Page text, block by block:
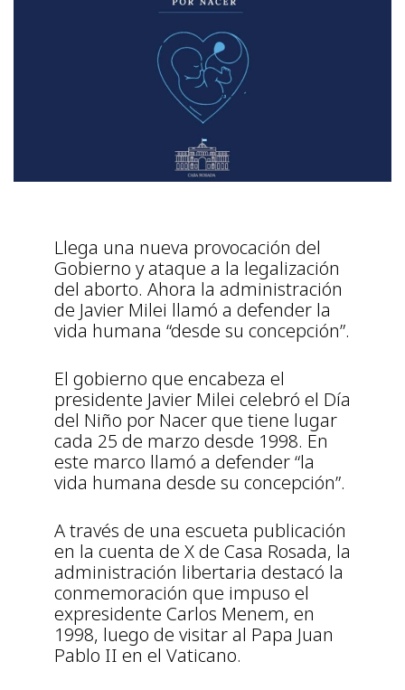
Llega una nueva provocación del
Gobierno y ataque a la legalización
del aborto. Ahora la administración
de Javier Milei llamó a defender la
vida humana “desde su concepción”.
El gobierno que encabeza el
presidente Javier Milei celebró el Día
del Niño por Nacer que tiene lugar
cada 25 de marzo desde 1998. En
este marco llamó a defender “la
vida humana desde su concepción”.
A través de una escueta publicación
en la cuenta de X de Casa Rosada, la
administración libertaria destacó la
conmemoración que impuso el
expresidente Carlos Menem, en
1998, luego de visitar al Papa Juan
Pablo II en el Vaticano.